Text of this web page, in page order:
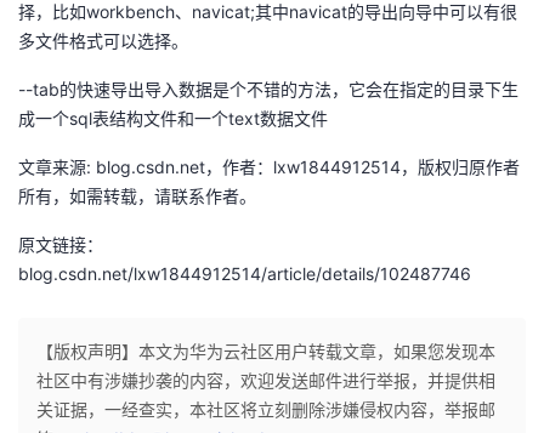
择，比如workbench、navicat;其中navicat的导出向导中可以有很
多文件格式可以选择。
--tab的快速导出导入数据是个不错的方法，它会在指定的目录下生
成一个sql表结构文件和一个text数据文件
文章来源: blog.csdn.net，作者：lxw1844912514，版权归原作者
所有，如需转载，请联系作者。
原文链接：
blog.csdn.net/lxw1844912514/article/details/102487746
【版权声明】本文为华为云社区用户转载文章，如果您发现本
社区中有涉嫌抄袭的内容，欢迎发送邮件进行举报，并提供相
关证据，一经查实，本社区将立刻删除涉嫌侵权内容，举报邮